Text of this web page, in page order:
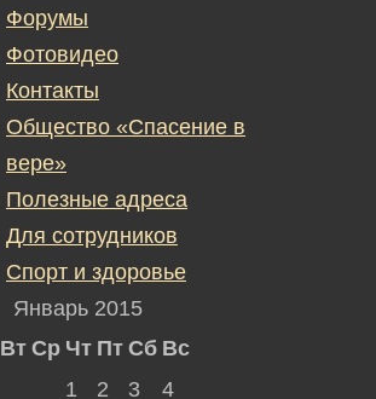
Форумы
Фотовидео
Контакты
Общество «Спасение в
вере»
Полезные адреса
Для сотрудников
Спорт и здоровье
Январь 2015
Вт Ср Чт Пт Сб Вс
1
2 3
4